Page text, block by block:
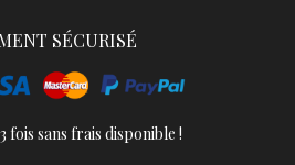
SÉCURISÉ
fois sans frais disponible !